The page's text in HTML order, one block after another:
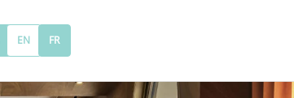
EN FR